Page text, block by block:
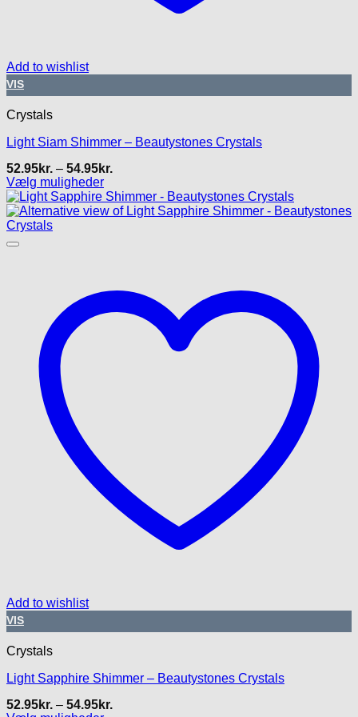
Add to wishlist
VIS
Crystals
Light Siam Shimmer – Beautystones Crystals
52.95kr. – 54.95kr.
til
54.95kr.
Vælg muligheder
Dette
vare
har
flere
varesiden
Add to wishlist
VIS
Crystals
Light Sapphire Shimmer – Beautystones Crystals
52.95kr. – 54.95kr.